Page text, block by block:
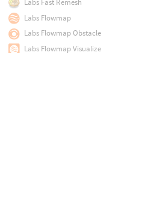
Labs Fast Remesh
Labs Flowmap
Labs Flowmap Obstacle
Labs Flowmap Visualize